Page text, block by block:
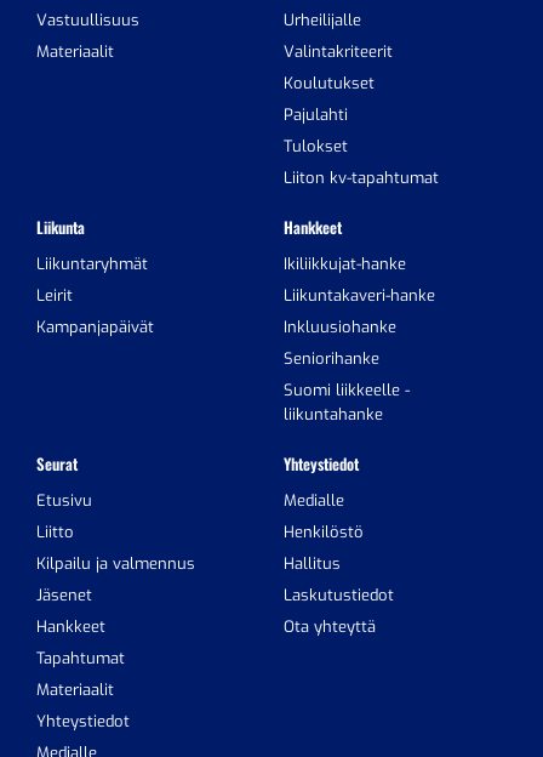
Vastuullisuus
Materiaalit
Urheilijalle
Valintakriteerit
Koulutukset
Pajulahti
Tulokset
Liiton kv-tapahtumat
Liikunta
Liikuntaryhmät
Leirit
Kampanjapäivät
Hankkeet
Ikiliikkujat-hanke
Liikuntakaveri-hanke
Inkluusiohanke
Seniorihanke
Suomi liikkeelle -
liikuntahanke
Seurat
Etusivu
Liitto
Kilpailu ja valmennus
Jäsenet
Hankkeet
Tapahtumat
Materiaalit
Yhteystiedot
Medialle
Yhteystiedot
Medialle
Henkilöstö
Hallitus
Laskutustiedot
Ota yhteyttä